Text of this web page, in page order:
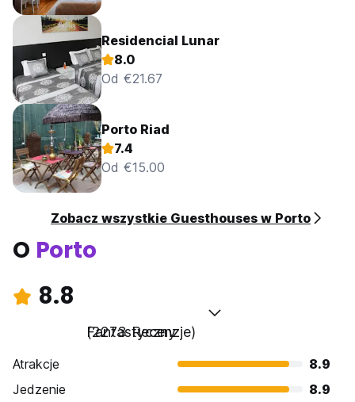
Residencial Lunar
8.0
Od €21.67
Porto Riad
7.4
Od €15.00
Zobacz wszystkie Guesthouses w Porto
O Porto
8.8
Fantastyczny
(2273 Recenzje)
Atrakcje
8.9
Jedzenie
8.9